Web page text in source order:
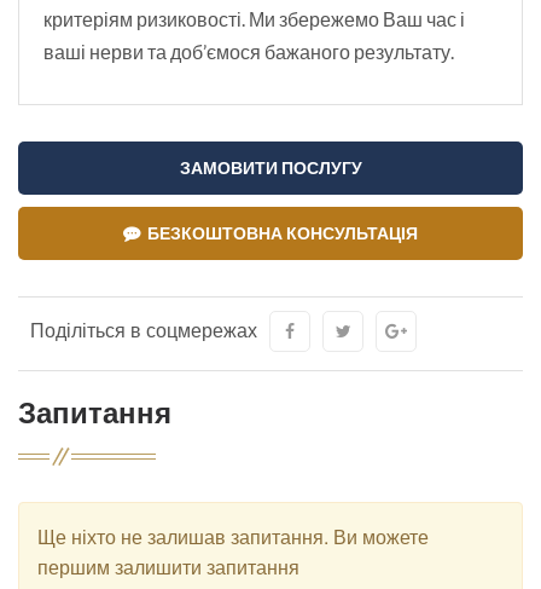
критеріям ризиковості. Ми збережемо Ваш час і
ваші нерви та доб’ємося бажаного результату.
ЗАМОВИТИ ПОСЛУГУ
БЕЗКОШТОВНА КОНСУЛЬТАЦІЯ
Поділіться в соцмережах
Запитання
Ще ніхто не залишав запитання. Ви можете
першим залишити запитання